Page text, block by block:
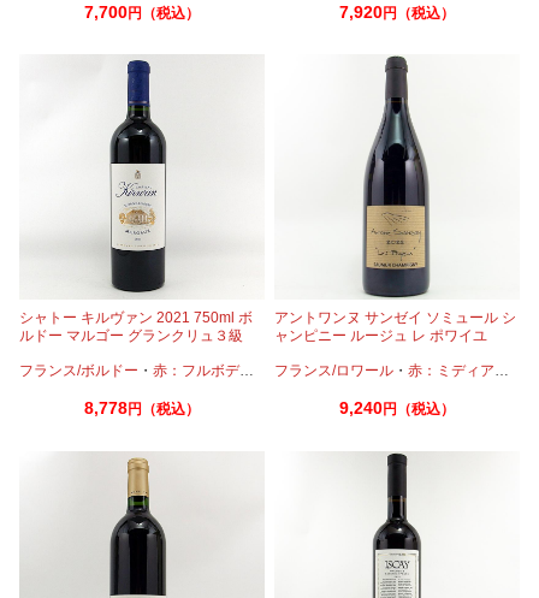
7,700円（税込） 7,920円（税込）
シャトー キルヴァン 2021 750ml ボ
ルドー マルゴー グランクリュ３級
フランス/ボルドー ・ 赤：フルボディ カベルネ・カベルネフラン・メルロー
8,778円（税込）
アントワンヌ サンゼイ ソミュール シ
ャンピニー ルージュ レ ポワイユ
フランス/ロワール ・赤：ミディアムボディ
9,240円（税込）